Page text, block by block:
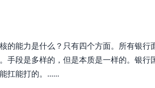
的能力是什么？只有四个方面。所有银行
手段是多样的，但是本质是一样的。银行
扛能打的。......